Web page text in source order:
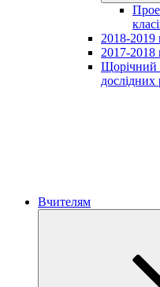
2018-2019
2017-2018
Щорічний
дослідних
Вчителям